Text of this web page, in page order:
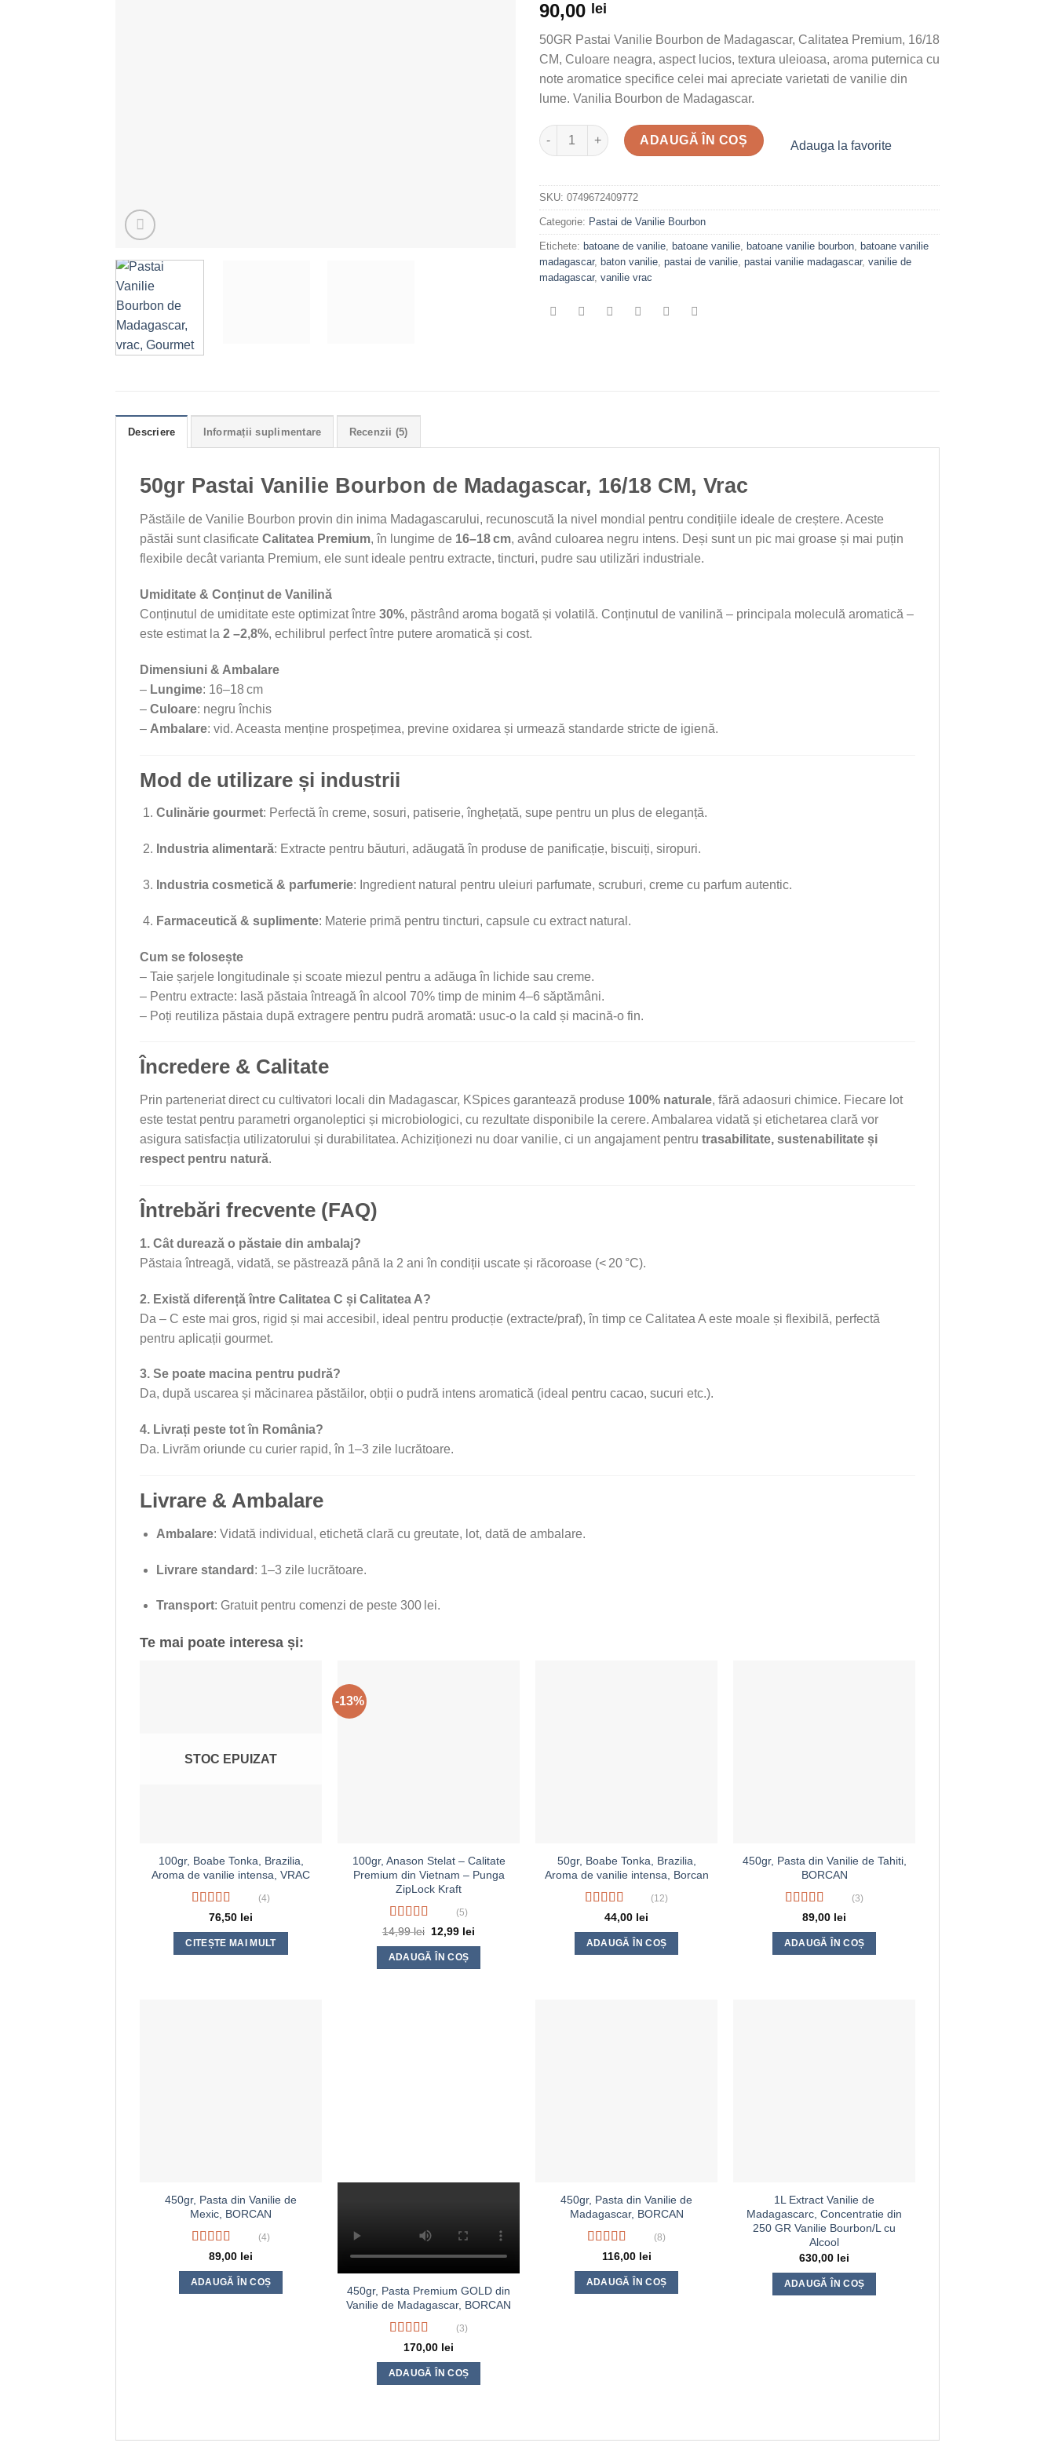
5.00 din 5
pe baza a
evaluări de
la clienți
90,00 lei
50GR Pastai Vanilie Bourbon de Madagascar, Calitatea Premium, 16/18
CM, Culoare neagra, aspect lucios, textura uleioasa, aroma puternica cu
note aromatice specifice celei mai apreciate varietati de vanilie din
lume. Vanilia Bourbon de Madagascar.
Cantitate 50GR Pastai Vanilie Bourbon de Madagascar, Calitatea Premium, 16/18 CM
ADAUGĂ ÎN COȘ Adauga la favorite
SKU: 0749672409772
Categorie: Pastai de Vanilie Bourbon
Etichete: batoane de vanilie batoane vanilie batoane vanilie bourbon batoane vanilie
madagascar, baton vanilie pastai de vanilie pastai vanilie madagascar, vanilie de
madagascar, vanilie vrac
Descriere Informații suplimentare Recenzii (5)
50gr Pastai Vanilie Bourbon de Madagascar, 16/18 CM, Vrac
Păstăile de Vanilie Bourbon provin din inima Madagascarului, recunoscută la nivel mondial pentru condițiile ideale de creștere. Aceste
păstăi sunt clasificate Calitatea Premium, în lungime de 16–18 cm, având culoarea negru intens. Deși sunt un pic mai groase și mai puțin
flexibile decât varianta Premium, ele sunt ideale pentru extracte, tincturi, pudre sau utilizări industriale.
Umiditate & Conținut de Vanilină
Conținutul de umiditate este optimizat între 30%, păstrând aroma bogată și volatilă. Conținutul de vanilină – principala moleculă aromatică –
este estimat la 2 –2,8%, echilibrul perfect între putere aromatică și cost.
Dimensiuni & Ambalare
– Lungime: 16–18 cm
– Culoare: negru închis
– Ambalare: vid. Aceasta menține prospețimea, previne oxidarea și urmează standarde stricte de igienă.
Mod de utilizare și industrii
Culinărie gourmet: Perfectă în creme, sosuri, patiserie, înghețată, supe pentru un plus de eleganță.
Industria alimentară: Extracte pentru băuturi, adăugată în produse de panificație, biscuiți, siropuri.
Industria cosmetică & parfumerie: Ingredient natural pentru uleiuri parfumate, scruburi, creme cu parfum autentic.
Farmaceutică & suplimente: Materie primă pentru tincturi, capsule cu extract natural.
Cum se folosește
– Taie șarjele longitudinale și scoate miezul pentru a adăuga în lichide sau creme.
– Pentru extracte: lasă păstaia întreagă în alcool 70% timp de minim 4–6 săptămâni.
– Poți reutiliza păstaia după extragere pentru pudră aromată: usuc-o la cald și macină‑o fin.
Încredere & Calitate
Prin parteneriat direct cu cultivatori locali din Madagascar, KSpices garantează produse 100% naturale, fără adaosuri chimice. Fiecare lot
este testat pentru parametri organoleptici și microbiologici, cu rezultate disponibile la cerere. Ambalarea vidată și etichetarea clară vor
asigura satisfacția utilizatorului și durabilitatea. Achiziționezi nu doar vanilie, ci un angajament pentru trasabilitate, sustenabilitate și
respect pentru natură.
Întrebări frecvente (FAQ)
1. Cât durează o păstaie din ambalaj?
Păstaia întreagă, vidată, se păstrează până la 2 ani în condiții uscate și răcoroase (< 20 °C).
2. Există diferență între Calitatea C și Calitatea A?
Da – C este mai gros, rigid și mai accesibil, ideal pentru producție (extracte/praf), în timp ce Calitatea A este moale și flexibilă, perfectă
pentru aplicații gourmet.
3. Se poate macina pentru pudră?
Da, după uscarea și măcinarea păstăilor, obții o pudră intens aromatică (ideal pentru cacao, sucuri etc.).
4. Livrați peste tot în România?
Da. Livrăm oriunde cu curier rapid, în 1–3 zile lucrătoare.
Livrare & Ambalare
Ambalare: Vidată individual, etichetă clară cu greutate, lot, dată de ambalare.
Livrare standard : 1–3 zile lucrătoare.
Transport: Gratuit pentru comenzi de peste 300 lei.
Te mai poate interesa și:
STOC EPUIZAT
100gr, Boabe Tonka, Brazilia,
Aroma de vanilie intensa, VRAC
Evaluat la
(4)
76,50 lei
CITEȘTE MAI MULT
-13%
100gr, Anason Stelat – Calitate
Premium din Vietnam – Punga
ZipLock Kraft
Evaluat la
(5)
14,99lei Prețul
a
fost:
12,99 lei
ADAUGĂ ÎN COȘ
50gr, Boabe Tonka, Brazilia,
Aroma de vanilie intensa, Borcan
Evaluat la
(12)
44,00 lei
ADAUGĂ ÎN COȘ
450gr, Pasta din Vanilie de Tahiti,
BORCAN
Evaluat la
(3)
89,00 lei
ADAUGĂ ÎN COȘ
450gr, Pasta din Vanilie de
Mexic, BORCAN
Evaluat la
(4)
89,00 lei
ADAUGĂ ÎN COȘ
450gr, Pasta Premium GOLD din
Vanilie de Madagascar, BORCAN
Evaluat
din 5
(3)
170,00 lei
ADAUGĂ ÎN COȘ
450gr, Pasta din Vanilie de
Madagascar, BORCAN
Evaluat la
(8)
116,00 lei
ADAUGĂ ÎN COȘ
1L Extract Vanilie de
Madagascarc, Concentratie din
250 GR Vanilie Bourbon/L cu
Alcool
630,00 lei
ADAUGĂ ÎN COȘ